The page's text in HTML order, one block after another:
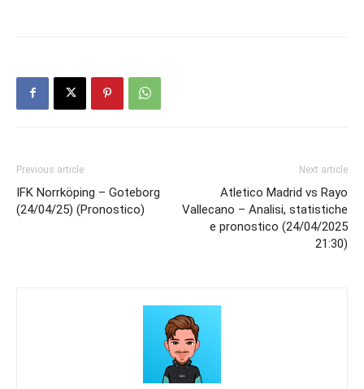
Previous article
IFK Norrköping – Goteborg
(24/04/25) (Pronostico)
Next article
Atletico Madrid vs Rayo
Vallecano – Analisi, statistiche
e pronostico (24/04/2025
21:30)